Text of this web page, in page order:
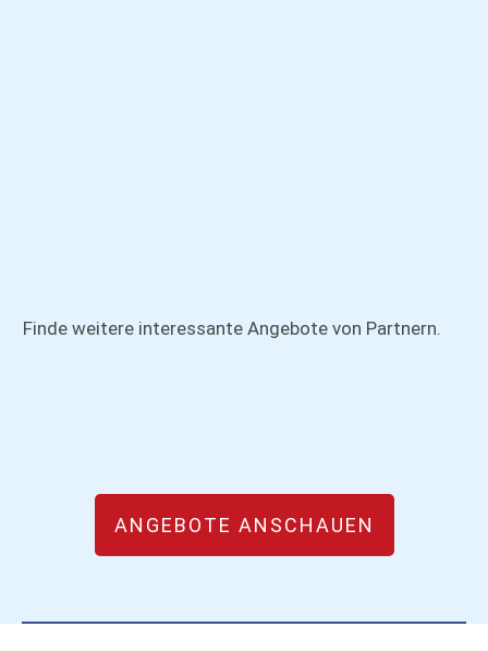
Finde weitere interessante Angebote von Partnern.
ANGEBOTE ANSCHAUEN